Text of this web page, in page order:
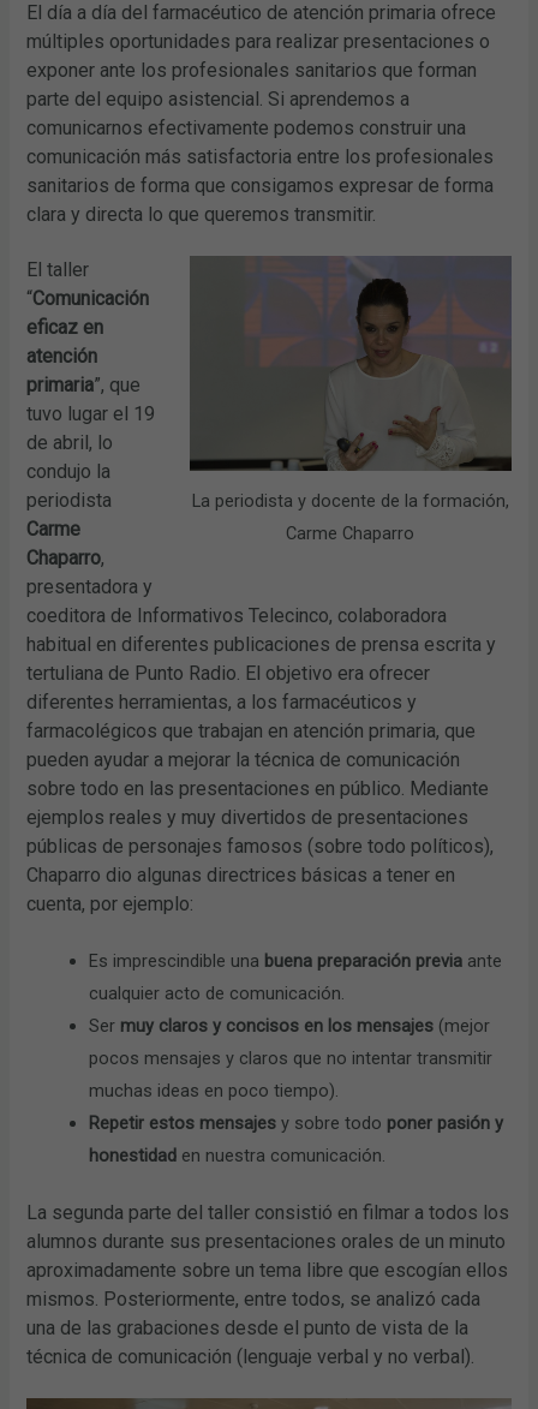
El día a día del farmacéutico de atención primaria ofrece
múltiples oportunidades para realizar presentaciones o
exponer ante los profesionales sanitarios que forman
parte del equipo asistencial. Si aprendemos a
comunicarnos efectivamente podemos construir una
comunicación más satisfactoria entre los profesionales
sanitarios de forma que consigamos expresar de forma
clara y directa lo que queremos transmitir.
La periodista y docente de la formación,
Carme Chaparro
El taller
“Comunicación
eficaz en
atención
primaria”, que
tuvo lugar el 19
de abril, lo
condujo la
periodista
Carme
Chaparro,
presentadora y
coeditora de Informativos Telecinco, colaboradora
habitual en diferentes publicaciones de prensa escrita y
tertuliana de Punto Radio. El objetivo era ofrecer
diferentes herramientas, a los farmacéuticos y
farmacolégicos que trabajan en atención primaria, que
pueden ayudar a mejorar la técnica de comunicación
sobre todo en las presentaciones en público. Mediante
ejemplos reales y muy divertidos de presentaciones
públicas de personajes famosos (sobre todo políticos),
Chaparro dio algunas directrices básicas a tener en
cuenta, por ejemplo:
Es imprescindible una buena preparación previa ante
cualquier acto de comunicación.
Ser muy claros y concisos en los mensajes (mejor
pocos mensajes y claros que no intentar transmitir
muchas ideas en poco tiempo).
Repetir estos mensajes y sobre todo poner pasión y
honestidad en nuestra comunicación.
La segunda parte del taller consistió en filmar a todos los
alumnos durante sus presentaciones orales de un minuto
aproximadamente sobre un tema libre que escogían ellos
mismos. Posteriormente, entre todos, se analizó cada
una de las grabaciones desde el punto de vista de la
técnica de comunicación (lenguaje verbal y no verbal).